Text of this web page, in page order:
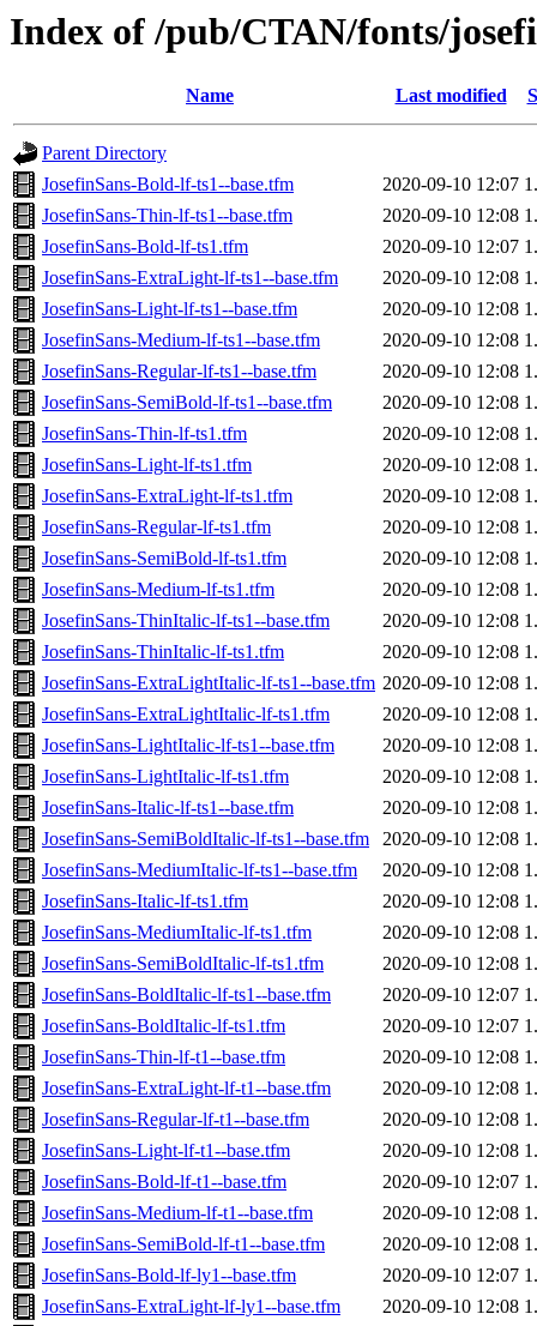
Index of /pub/CTAN/fonts/
Name Last modified
Parent Directory
JosefinSans-Bold-lf-ts1--base.tfm
2020-09-10 12:07
JosefinSans-Thin-lf-ts1--base.tfm
2020-09-10 12:08
JosefinSans-Bold-lf-ts1.tfm
2020-09-10 12:07
JosefinSans-ExtraLight-lf-ts1--base.tfm
2020-09-10 12:08
JosefinSans-Light-lf-ts1--base.tfm
2020-09-10 12:08
JosefinSans-Medium-lf-ts1--base.tfm
2020-09-10 12:08
JosefinSans-Regular-lf-ts1--base.tfm
2020-09-10 12:08
JosefinSans-SemiBold-lf-ts1--base.tfm
2020-09-10 12:08
JosefinSans-Thin-lf-ts1.tfm
2020-09-10 12:08
JosefinSans-Light-lf-ts1.tfm
2020-09-10 12:08
JosefinSans-ExtraLight-lf-ts1.tfm
2020-09-10 12:08
JosefinSans-Regular-lf-ts1.tfm
2020-09-10 12:08
JosefinSans-SemiBold-lf-ts1.tfm
2020-09-10 12:08
JosefinSans-Medium-lf-ts1.tfm
2020-09-10 12:08
JosefinSans-ThinItalic-lf-ts1--base.tfm
2020-09-10 12:08
JosefinSans-ThinItalic-lf-ts1.tfm
2020-09-10 12:08
JosefinSans-ExtraLightItalic-lf-ts1--base.tfm 2020-09-10 12:08
JosefinSans-ExtraLightItalic-lf-ts1.tfm
2020-09-10 12:08
JosefinSans-LightItalic-lf-ts1--base.tfm
2020-09-10 12:08
JosefinSans-LightItalic-lf-ts1.tfm
2020-09-10 12:08
JosefinSans-Italic-lf-ts1--base.tfm
2020-09-10 12:08
JosefinSans-SemiBoldItalic-lf-ts1--base.tfm
2020-09-10 12:08
JosefinSans-MediumItalic-lf-ts1--base.tfm
2020-09-10 12:08
JosefinSans-Italic-lf-ts1.tfm
2020-09-10 12:08
JosefinSans-MediumItalic-lf-ts1.tfm
2020-09-10 12:08
JosefinSans-SemiBoldItalic-lf-ts1.tfm
2020-09-10 12:08
JosefinSans-BoldItalic-lf-ts1--base.tfm
2020-09-10 12:07
JosefinSans-BoldItalic-lf-ts1.tfm
2020-09-10 12:07
JosefinSans-Thin-lf-t1--base.tfm
2020-09-10 12:08
JosefinSans-ExtraLight-lf-t1--base.tfm
2020-09-10 12:08
JosefinSans-Regular-lf-t1--base.tfm
2020-09-10 12:08
JosefinSans-Light-lf-t1--base.tfm
2020-09-10 12:08
JosefinSans-Bold-lf-t1--base.tfm
2020-09-10 12:07
JosefinSans-Medium-lf-t1--base.tfm
2020-09-10 12:08
JosefinSans-SemiBold-lf-t1--base.tfm
2020-09-10 12:08
JosefinSans-Bold-lf-ly1--base.tfm
2020-09-10 12:07
JosefinSans-ExtraLight-lf-ly1--base.tfm
2020-09-10 12:08